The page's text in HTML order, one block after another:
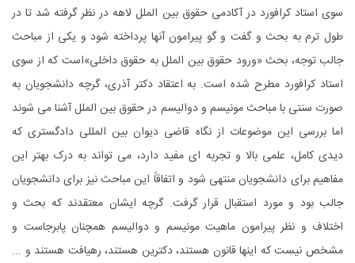
سوی استاد کرافورد در آکادمی حقوق بین الملل لاهه در نظر گرفته شد تا در
طول ترم به بحث و گفت و گو پیرامون آنها پرداخته شود و یکی از مباحث
جالب توجه، بحث «ورود حقوق بین الملل به حقوق داخلی»است که از سوی
استاد کرافورد مطرح شده است. به اعتقاد دکتر آذری، گرچه دانشجویان به
صورت سنتی با مباحث مونیسم و دوالیسم در حقوق بین الملل آشنا می شوند
اما بررسی این موضوعات از نگاه قاضی دیوان بین المللی دادگستری که
دیدی کامل، علمی بالا و تجربه ای مفید دارد، می تواند به درک بهتر این
مفاهیم برای دانشجویان منتهی شود و اتفاقاً این مباحث نیز برای دانشجویان
جالب بود و مورد استقبال قرار گرفت. گرچه ایشان معتقدند که بحث و
اختلاف و نظر پیرامون ماهیت مونیسم و دوالیسم همچنان پابرجاست و
مشخص نیست که اینها قانون هستند، دکترین هستند، رهیافت هستند و ...